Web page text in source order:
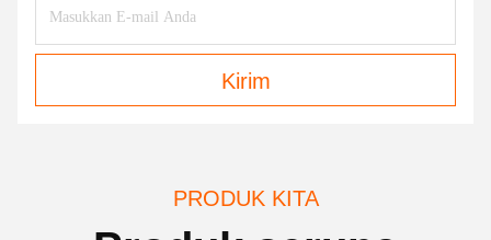
Kirim
PRODUK KITA